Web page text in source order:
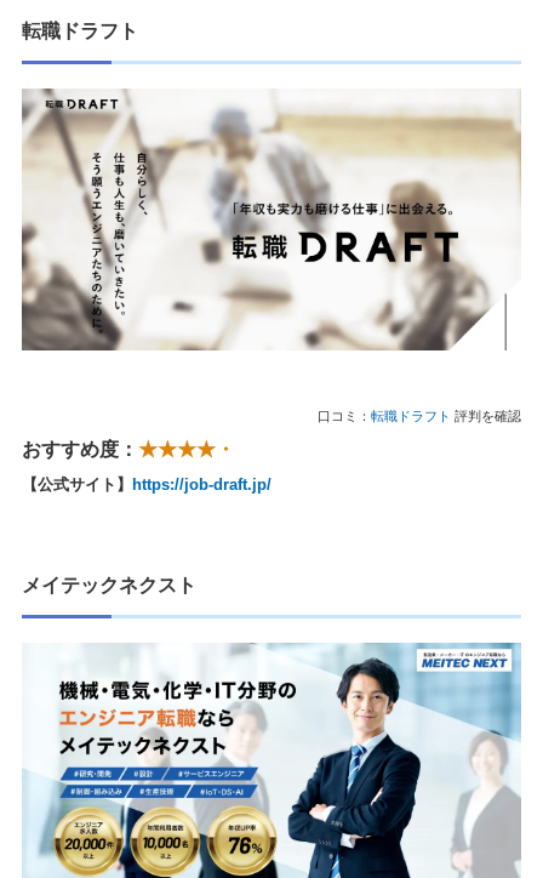
転職ドラフト
口コミ： 転職ドラフト 評判を確認
おすすめ度： ★★★★・
【公式サイト】 https://job-draft.jp/
メイテックネクスト